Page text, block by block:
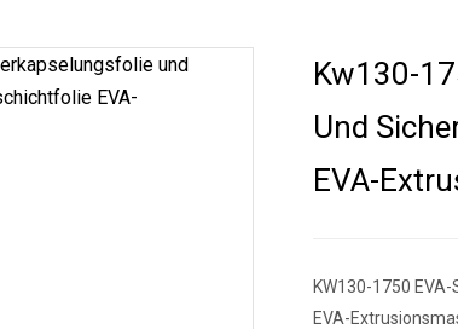
Kw130-
Und
EVA-
KW130-1750
EVA-